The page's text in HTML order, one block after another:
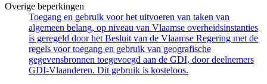
Overige beperkingen
Toegang en gebruik voor het uitvoeren van taken van
algemeen belang, op niveau van Vlaamse overheidsinstanties
is geregeld door het Besluit van de Vlaamse Regering met de
regels voor toegang en gebruik van geografische
gegevensbronnen toegevoegd aan de GDI, door deelnemers
GDI-Vlaanderen. Dit gebruik is kosteloos.